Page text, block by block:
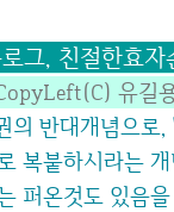
로그, 친절한효
유길
의 반대개념으
로 복붙하시라
는 퍼온것도 있음